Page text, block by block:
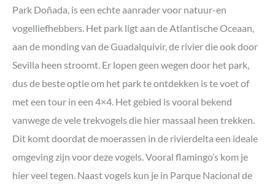
Park Doñada, is een echte aanrader voor natuur-en
vogelliefhebbers. Het park ligt aan de Atlantische Oceaan,
aan de monding van de Guadalquivir, de rivier die ook door
Sevilla heen stroomt. Er lopen geen wegen door het park,
dus de beste optie om het park te ontdekken is te voet of
met een tour in een 4×4. Het gebied is vooral bekend
vanwege de vele trekvogels die hier massaal heen trekken.
Dit komt doordat de moerassen in de rivierdelta een ideale
omgeving zijn voor deze vogels. Vooral flamingo’s kom je
hier veel tegen. Naast vogels kun je in Parque Nacional de